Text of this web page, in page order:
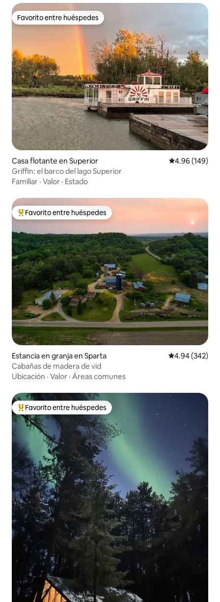
Favorito entre huéspedes
Favorito entre huéspedes
Casa flotante en Superior Calificación
4.96 (149)
Griffin: el barco del lago Superior
Familiar · Valor · Estado
De los mejores en Favorito entre huéspedes
Favorito entre huéspedes
Estancia en granja en Sparta Calificación
4.94 (342)
Cabañas de madera de vid
Ubicación · Valor · Áreas comunes
De los mejores en Favorito entre huéspedes
Favorito entre huéspedes